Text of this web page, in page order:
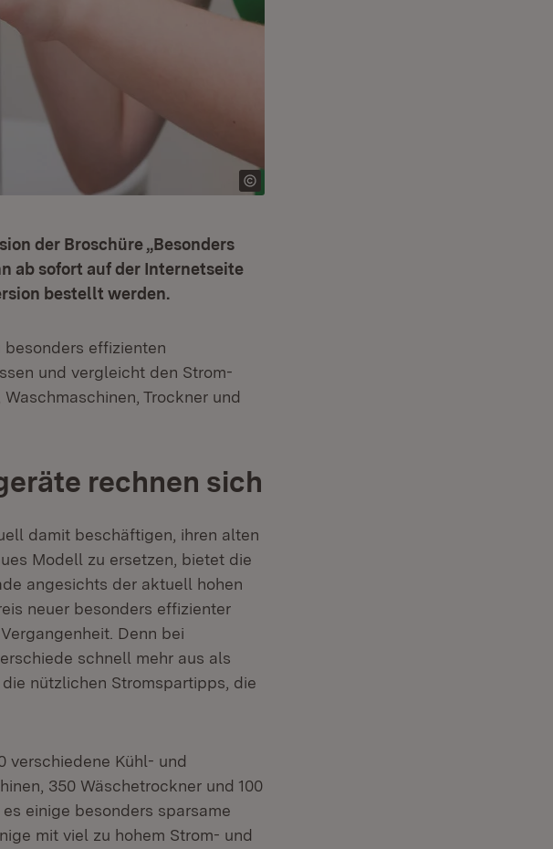
der Broschüre „Besonders
ab sofort auf der Internetseite
bestellt werden.
effizienten
und vergleicht den Strom-
Trockner und
rechnen sich
damit beschäftigen, ihren alten
Modell zu ersetzen, bietet die
angesichts der aktuell hohen
neuer besonders effizienter
Denn bei
schnell mehr aus als
nützlichen Stromspartipps, die
verschiedene Kühl- und
350 Wäschetrockner und 100
einige besonders sparsame
mit viel zu hohem Strom- und